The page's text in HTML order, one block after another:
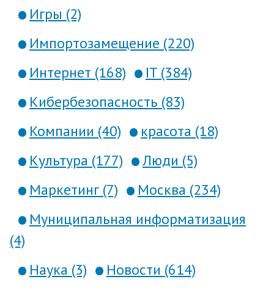
Игры (2)
Импортозамещение (220)
Интернет (168)
IT (384)
Кибербезопасность (83)
Компании (40)
красота (18)
Культура (177)
Люди (5)
Маркетинг (7)
Москва (234)
Муниципальная информатизация
(4)
Наука (3)
Новости (614)